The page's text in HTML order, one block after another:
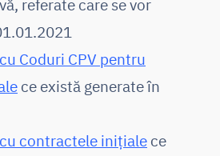
referate care se vor
Coduri CPV pentru
ce există generate în
contractele inițiale ce